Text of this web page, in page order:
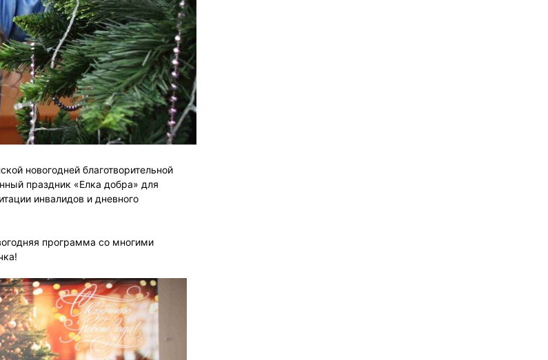
новогодней благотворительной
праздник «Елка добра» для
инвалидов и дневного
программа со многими